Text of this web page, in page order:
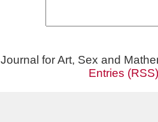
Journal for Art, Sex and
Entries (RSS)